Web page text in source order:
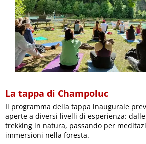
La tappa di Champoluc
Il programma della tappa inaugurale
aperte a diversi livelli di esperienza:
trekking in natura, passando per
immersioni nella foresta.